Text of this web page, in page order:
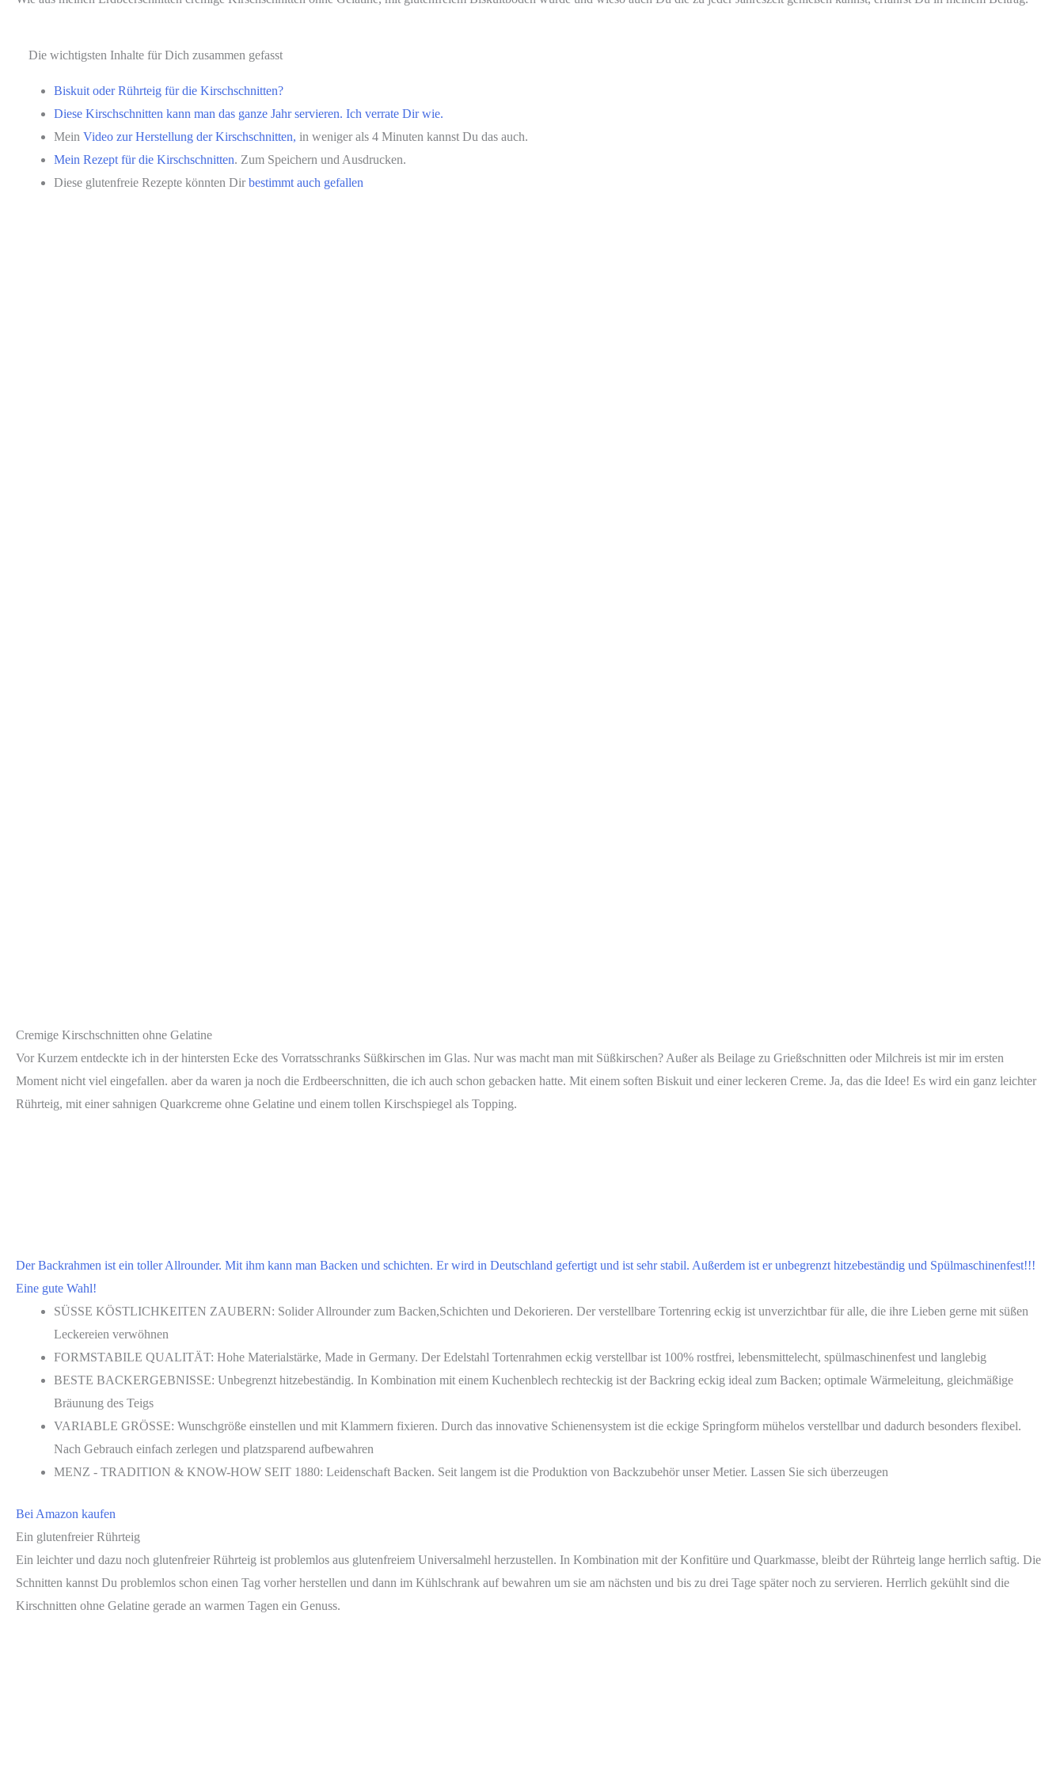
Die wichtigsten Inhalte für Dich zusammen gefasst
Biskuit oder Rührteig für die Kirschschnitten?
Diese Kirschschnitten kann man das ganze Jahr servieren. Ich verrate Dir wie.
Mein Video zur Herstellung der Kirschschnitten, in weniger als 4 Minuten kannst Du das auch.
Mein Rezept für die Kirschschnitten. Zum Speichern und Ausdrucken.
Diese glutenfreie Rezepte könnten Dir bestimmt auch gefallen
Cremige Kirschschnitten ohne Gelatine
Vor Kurzem entdeckte ich in der hintersten Ecke des Vorratsschranks Süßkirschen im Glas. Nur was macht man mit Süßkirschen? Außer als Beilage zu Grießschnitten oder Milchreis ist mir im ersten
Moment nicht viel eingefallen. aber da waren ja noch die Erdbeerschnitten, die ich auch schon gebacken hatte. Mit einem soften Biskuit und einer leckeren Creme. Ja, das die Idee! Es wird ein ganz leichter
Rührteig, mit einer sahnigen Quarkcreme ohne Gelatine und einem tollen Kirschspiegel als Topping.
Der Backrahmen ist ein toller Allrounder. Mit ihm kann man Backen und schichten. Er wird in Deutschland gefertigt und ist sehr stabil. Außerdem ist er unbegrenzt hitzebeständig und Spülmaschinenfest!!!
Eine gute Wahl!
SÜSSE KÖSTLICHKEITEN ZAUBERN: Solider Allrounder zum Backen,Schichten und Dekorieren. Der verstellbare Tortenring eckig ist unverzichtbar für alle, die ihre Lieben gerne mit süßen
Leckereien verwöhnen
FORMSTABILE QUALITÄT: Hohe Materialstärke, Made in Germany. Der Edelstahl Tortenrahmen eckig verstellbar ist 100% rostfrei, lebensmittelecht, spülmaschinenfest und langlebig
BESTE BACKERGEBNISSE: Unbegrenzt hitzebeständig. In Kombination mit einem Kuchenblech rechteckig ist der Backring eckig ideal zum Backen; optimale Wärmeleitung, gleichmäßige
Bräunung des Teigs
VARIABLE GRÖSSE: Wunschgröße einstellen und mit Klammern fixieren. Durch das innovative Schienensystem ist die eckige Springform mühelos verstellbar und dadurch besonders flexibel.
Nach Gebrauch einfach zerlegen und platzsparend aufbewahren
MENZ - TRADITION & KNOW-HOW SEIT 1880: Leidenschaft Backen. Seit langem ist die Produktion von Backzubehör unser Metier. Lassen Sie sich überzeugen
Bei Amazon kaufen
Ein glutenfreier Rührteig
Ein leichter und dazu noch glutenfreier Rührteig ist problemlos aus glutenfreiem Universalmehl herzustellen. In Kombination mit der Konfitüre und Quarkmasse, bleibt der Rührteig lange herrlich saftig. Die
Schnitten kannst Du problemlos schon einen Tag vorher herstellen und dann im Kühlschrank auf bewahren um sie am nächsten und bis zu drei Tage später noch zu servieren. Herrlich gekühlt sind die
Kirschnitten ohne Gelatine gerade an warmen Tagen ein Genuss.